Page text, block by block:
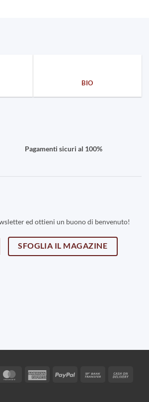
BIO
Pagamenti sicuri al 100%
ed ottieni un buono di benvenuto!
SFOGLIA IL MAGAZINE
MasterCardAmericanPayPal
Bank